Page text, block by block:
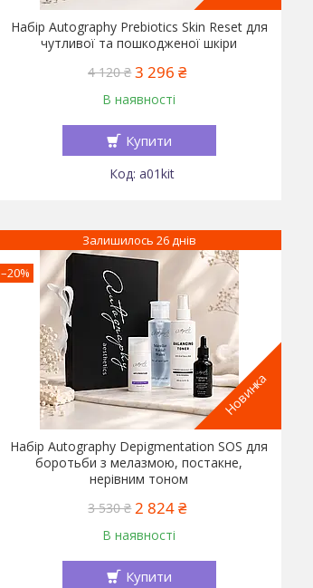
Набір Autography Prebiotics Skin Reset для
чутливої та пошкодженої шкіри
4 120 ₴ 3 296 ₴
В наявності
Купити
a01kit
Новинка
–20%
Залишилось 26 днів
Набір Autography Depigmentation SOS для
боротьби з мелазмою, постакне,
нерівним тоном
3 530 ₴ 2 824 ₴
В наявності
Купити